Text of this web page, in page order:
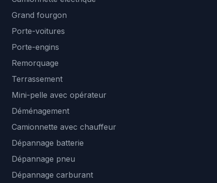
Grand fourgon
Porte-voitures
Porte-engins
Remorquage
Terrassement
Mini-pelle avec opérateur
Déménagement
Camionnette avec chauffeur
Dépannage batterie
Dépannage pneu
Dépannage carburant